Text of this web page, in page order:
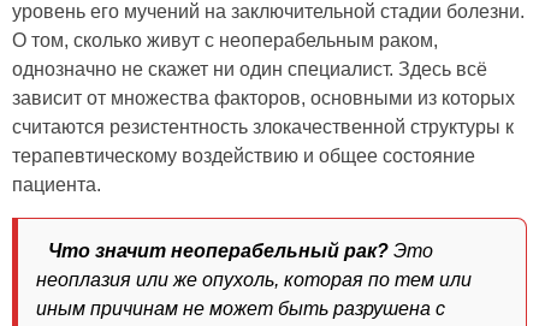
уровень его мучений на заключительной стадии болезни.
О том, сколько живут с неоперабельным раком,
однозначно не скажет ни один специалист. Здесь всё
зависит от множества факторов, основными из которых
считаются резистентность злокачественной структуры к
терапевтическому воздействию и общее состояние
пациента.
Что значит неоперабельный рак? Это
неоплазия или же опухоль, которая по тем или
иным причинам не может быть разрушена с